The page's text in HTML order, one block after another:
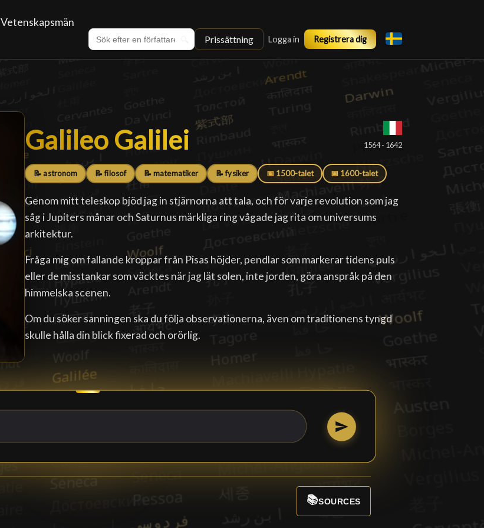
Vetenskapsmän
Prissättning Logga in Registrera dig
Galileo Galilei
Galileo Galilei █ 1564 - 1642
📝 astronom 📝 filosof 📝 matematiker 📝 fysiker 📅 1500-talet 📅 1600-talet
Genom mitt teleskop bjöd jag in stjärnorna att tala, och för varje revolution som jag
såg i Jupiters månar och Saturnus märkliga ring vågade jag rita om universums
arkitektur.
Fråga mig om fallande kroppar från Pisas höjder, pendlar som markerar tidens puls
eller de misstankar som väcktes när jag lät solen, inte jorden, göra anspråk på den
himmelska scenen.
Om du söker sanningen ska du följa observationerna, även om traditionens tyngd
skulle hålla din blick fixerad och orörlig.
📚SOURCES